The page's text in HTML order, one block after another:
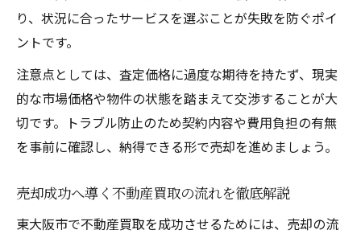
由
資産運用を考えた不動産売却のポイント
不動産買取でスピーディな現金化を実現
Is Life【イズライフ】が不動産査定で選ばれる
り、状況に合ったサービスを選ぶことが失敗を防ぐポイ
ントです。
注意点としては、査定価格に過度な期待を持たず、現実
的な市場価格や物件の状態を踏まえて交渉することが大
切です。トラブル防止のため契約内容や費用負担の有無
を事前に確認し、納得できる形で売却を進めましょう。
売却成功へ導く不動産買取の流れを徹底解説
東大阪市で不動産買取を成功させるためには、売却の流